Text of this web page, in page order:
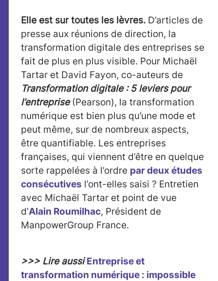
Elle est sur toutes les lèvres. D’articles de
presse aux réunions de direction, la
transformation digitale des entreprises se
fait de plus en plus visible. Pour Michaël
Tartar et David Fayon, co-auteurs de
Transformation digitale : 5 leviers pour
l’entreprise (Pearson), la transformation
numérique est bien plus qu’une mode et
peut même, sur de nombreux aspects,
être quantifiable. Les entreprises
françaises, qui viennent d’être en quelque
sorte rappelées à l’ordre par deux études
consécutives l’ont-elles saisi ? Entretien
avec Michaël Tartar et point de vue
d’Alain Roumilhac, Président de
ManpowerGroup France.
>>> Lire aussiEntreprise et
transformation numérique : impossible